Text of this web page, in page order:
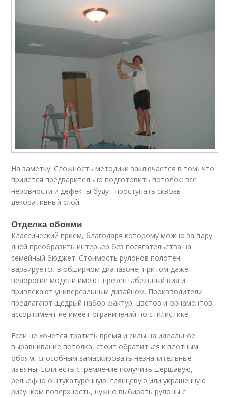
На заметку! Сложность методики заключается в том, что
придется предварительно подготовить потолок: все
неровности и дефекты будут проступать сквозь
декоративный слой.
Отделка обоями
Классический прием, благодаря которому можно за пару
дней преобразить интерьер без посягательства на
семейный бюджет. Стоимость рулонов полотен
варьируется в обширном диапазоне, притом даже
недорогие модели имеют презентабельный вид и
привлекают универсальным дизайном. Производители
предлагают щедрый набор фактур, цветов и орнаментов,
ассортимент не имеет ограничений по стилистике.
Если не хочется тратить время и силы на идеальное
выравнивание потолка, стоит обратиться к плотным
обоям, способным замаскировать незначительные
изъяны. Если есть стремление получить шершавую,
рельефно оштукатуренную, глянцевую или украшенную
рисунком поверхность, нужно выбирать рулоны с